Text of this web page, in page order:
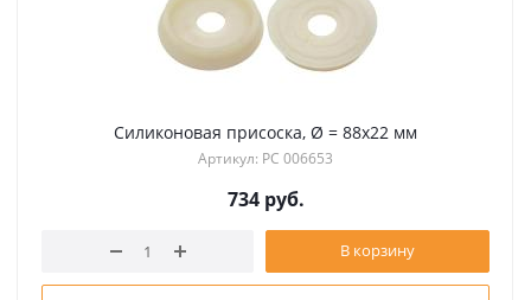
Силиконовая присоска, Ø = 88х22 мм
Артикул: РС 006653
734руб.
В корзину